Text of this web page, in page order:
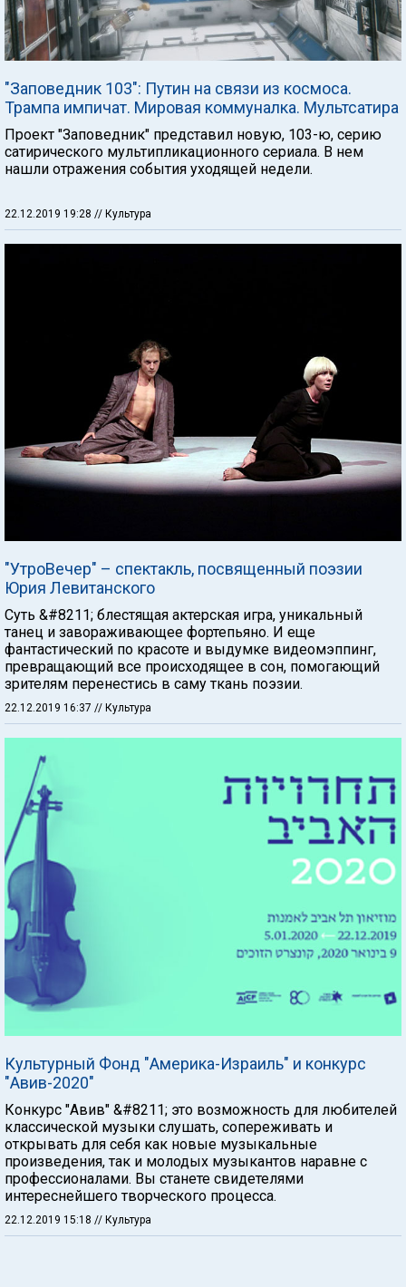
"Заповедник 103": Путин на связи из космоса.
Трампа импичат. Мировая коммуналка. Мультсатира
Проект "Заповедник" представил новую, 103-ю, серию
сатирического мультипликационного сериала. В нем
нашли отражения события уходящей недели.
22.12.2019 19:28 // Культура
"УтроВечер" – спектакль, посвященный поэзии
Юрия Левитанского
Суть &#8211; блестящая актерская игра, уникальный
танец и завораживающее фортепьяно. И еще
фантастический по красоте и выдумке видеомэппинг,
превращающий все происходящее в сон, помогающий
зрителям перенестись в саму ткань поэзии.
22.12.2019 16:37 // Культура
Культурный Фонд "Америка-Израиль" и конкурс
"Авив-2020"
Конкурс "Авив" &#8211; это возможность для любителей
классической музыки слушать, сопереживать и
открывать для себя как новые музыкальные
произведения, так и молодых музыкантов наравне с
профессионалами. Вы станете свидетелями
интереснейшего творческого процесса.
22.12.2019 15:18 // Культура